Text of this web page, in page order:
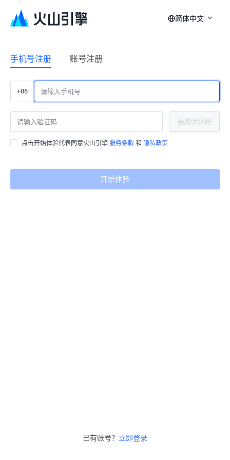
简体中文
手机号注册 账号注册
+86
获取验证码
点击开始体验代表同意火山引擎 服务条款 和 隐私政策
开始体验
已有账号？ 立即登录